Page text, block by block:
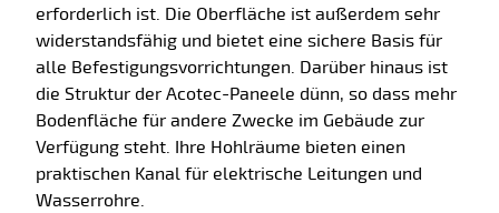
erforderlich ist. Die Oberfläche ist außerdem sehr
widerstandsfähig und bietet eine sichere Basis für
alle Befestigungsvorrichtungen. Darüber hinaus ist
die Struktur der Acotec-Paneele dünn, so dass mehr
Bodenfläche für andere Zwecke im Gebäude zur
Verfügung steht. Ihre Hohlräume bieten einen
praktischen Kanal für elektrische Leitungen und
Wasserrohre.